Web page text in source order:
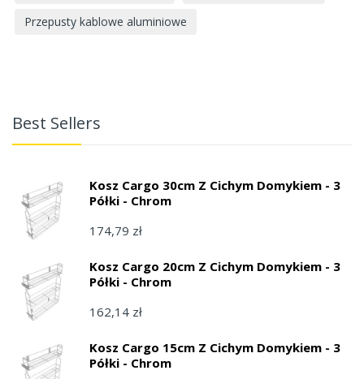
Przepusty kablowe aluminiowe
Best Sellers
Kosz Cargo 30cm Z Cichym Domykiem - 3
Półki - Chrom
174,79 zł
Kosz Cargo 20cm Z Cichym Domykiem - 3
Półki - Chrom
162,14 zł
Kosz Cargo 15cm Z Cichym Domykiem - 3
Półki - Chrom